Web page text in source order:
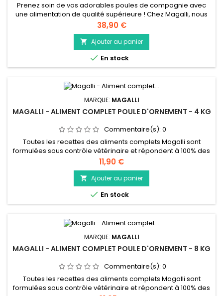
Prenez soin de vos adorables poules de compagnie avec
une alimentation de qualité supérieure ! Chez Magalli, nous
comprenons à quel point vos poules sont importantes pour
vous, c’est pourquoi nous vous proposons des aliments pour
poules pondeuses spécialement conçus pour répondre à
leurs besoins nutritionnels et assurer leur bien-être optimal.
Prix
38,90 €
 Ajouter au panier
 En stock
MARQUE: MAGALLI
MAGALLI - ALIMENT COMPLET POULE D'ORNEMENT - 4 KG
Commentaire(s): 0
Toutes les recettes des aliments complets Magalli sont
formulées sous contrôle vétérinaire et répondent à 100% des
besoins physiologiques pour un âge donné. Pour apporter
toujours plus de plaisir à nos petites gourmandes, nous
sommes constamment à la recherche d’ingrédients
appétissants et de produits de qualité pour l’alimentation de
vos poules. Ainsi,...
Prix
11,90 €
 Ajouter au panier
 En stock
MARQUE: MAGALLI
MAGALLI - ALIMENT COMPLET POULE D'ORNEMENT - 8 KG
Commentaire(s): 0
Toutes les recettes des aliments complets Magalli sont
formulées sous contrôle vétérinaire et répondent à 100% des